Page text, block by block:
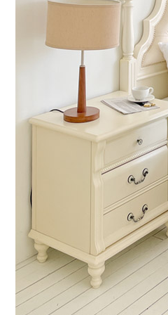
이벤트
리뷰
맘누리뉴스
다이어리
리얼체험단모집
만삭사진컨테스트
아기사진컨테스트
고객센터 1661-5260
공지사항
자주묻는질문